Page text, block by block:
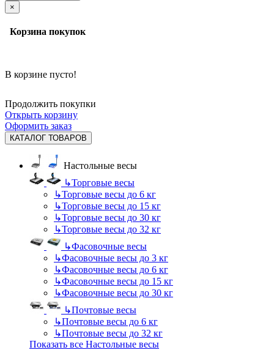
×
Корзина покупок
В корзине пусто!
Продолжить покупки
Открыть корзину
Оформить заказ
КАТАЛОГ ТОВАРОВ
Настольные весы
↳Торговые весы
↳Торговые весы до 6 кг
↳Торговые весы до 15 кг
↳Торговые весы до 30 кг
↳Торговые весы до 32 кг
↳Фасовочные весы
↳Фасовочные весы до 3 кг
↳Фасовочные весы до 6 кг
↳Фасовочные весы до 15 кг
↳Фасовочные весы до 30 кг
↳Почтовые весы
↳Почтовые весы до 6 кг
↳Почтовые весы до 32 кг
Показать все Настольные весы